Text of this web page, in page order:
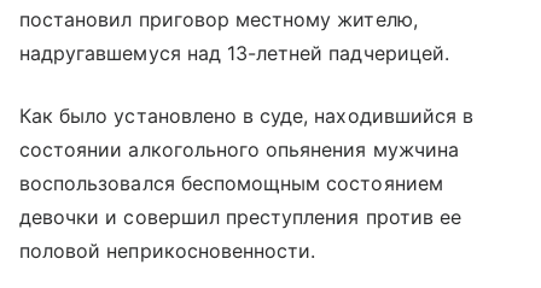
постановил приговор местному жителю,
надругавшемуся над 13-летней падчерицей.
Как было установлено в суде, находившийся в
состоянии алкогольного опьянения мужчина
воспользовался беспомощным состоянием
девочки и совершил преступления против ее
половой неприкосновенности.